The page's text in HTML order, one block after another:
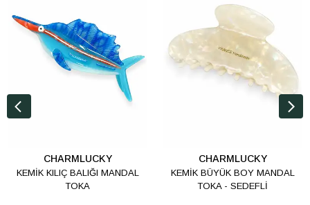
CHARMLUCKY
KEMİK KILIÇ BALIĞI MANDAL
TOKA
CHARMLUCKY
KEMİK BÜYÜK BOY MANDAL
TOKA - SEDEFLİ